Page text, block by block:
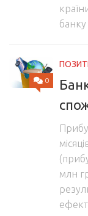
0
млн